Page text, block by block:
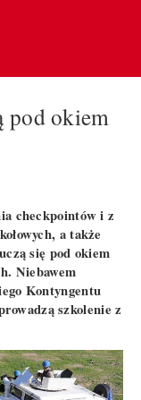
pod okiem
checkpointów i z
a także
się pod okiem
Niebawem
Kontyngentu
szkolenie z